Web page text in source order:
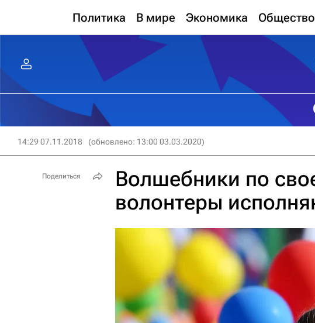
Политика В мире Экономика Общество
14:29 07.11.2018 (обновлено: 13:00 03.03.2020)
Волшебники по
волонтеры
Поделиться